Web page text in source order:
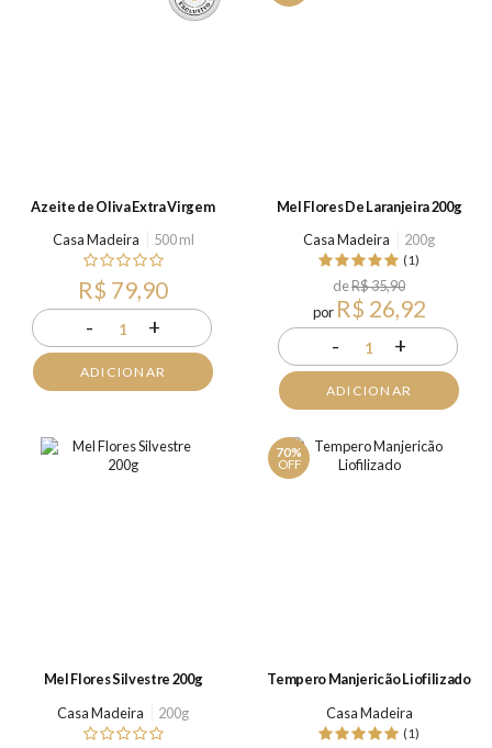
Azeite de Oliva Extra Virgem
Casa Madeira
500 ml
R$ 79,90
- 1 +
ADICIONAR
Mel Flores De Laranjeira 200g
Casa Madeira
200g
(1)
deR$ 35,90
por R$ 26,92
- 1 +
ADICIONAR
Mel Flores Silvestre 200g
Casa Madeira
200g
70%
OFF
Tempero Manjericão Liofilizado
Casa Madeira
(1)